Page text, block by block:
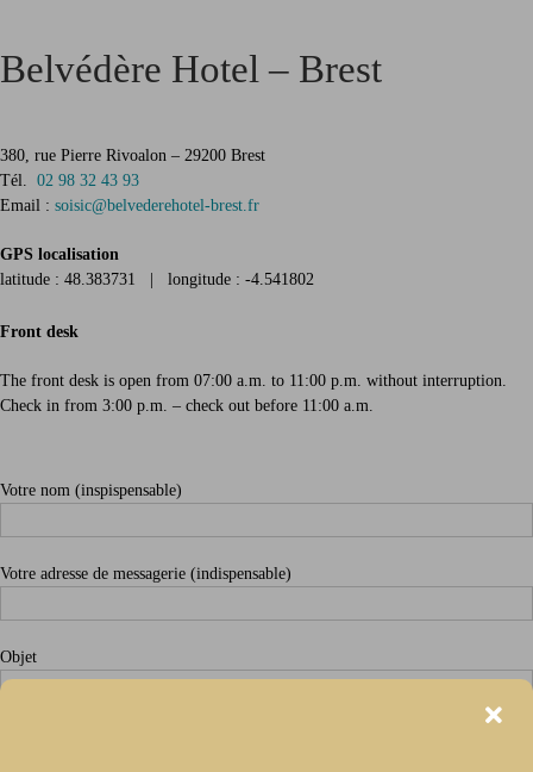
Belvédère Hotel – Brest
380, rue Pierre Rivoalon – 29200 Brest
Tél. 02 98 32 43 93
Email : soisic@belvederehotel-brest.fr
GPS localisation
latitude : 48.383731 | longitude : -4.541802
Front desk
The front desk is open from 07:00 a.m. to 11:00 p.m. without interruption.
Check in from 3:00 p.m. – check out before 11:00 a.m.
Votre nom (inspispensable)
Votre adresse de messagerie (indispensable)
Objet